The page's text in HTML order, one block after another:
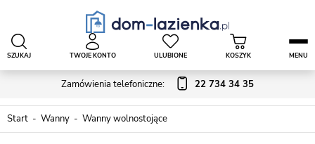
Zamówienia telefoniczne: 22 734 34 35
SZUKAJ TWOJE KONTO ULUBIONE KOSZYK MENU
Start Wanny Wanny wolnostojące